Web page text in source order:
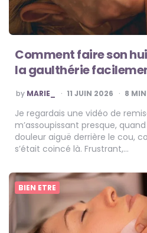
Comment faire son
la gaulthérie
POSTED
BY
by MARIE_ 11 JUIN 2026 8
Je regardais une vidéo de
m’assoupissant presque,
douleur aiguë derrière le cou,
s’était coincé là. Frustrant,…
BIEN ETRE